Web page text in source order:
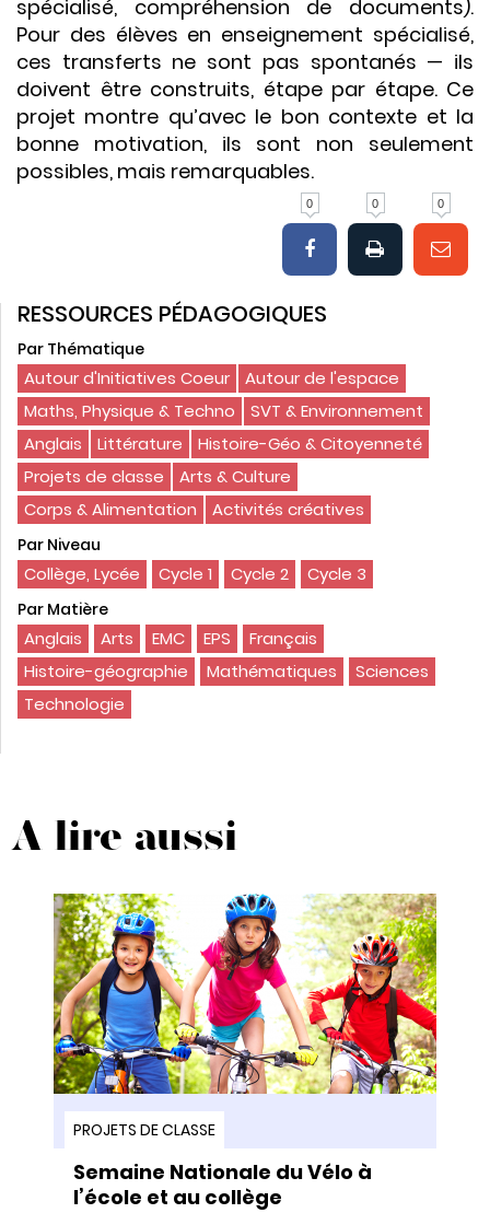
spécialisé, compréhension de documents).
Pour des élèves en enseignement spécialisé,
ces transferts ne sont pas spontanés — ils
doivent être construits, étape par étape. Ce
projet montre qu’avec le bon contexte et la
bonne motivation, ils sont non seulement
possibles, mais remarquables.
0 0 0
RESSOURCES PÉDAGOGIQUES
Par Thématique
Autour d'Initiatives Coeur
Autour de l'espace
Maths, Physique & Techno
SVT & Environnement
Anglais
Littérature
Histoire-Géo & Citoyenneté
Projets de classe
Arts & Culture
Corps & Alimentation
Activités créatives
Par Niveau
Collège, Lycée Cycle 1 Cycle 2 Cycle 3
Par Matière
Anglais Arts EMC EPS
Français
Histoire-géographie
Mathématiques
Sciences
Technologie
A lire aussi
PROJETS DE CLASSE
Semaine Nationale du Vélo à
l’école et au collège